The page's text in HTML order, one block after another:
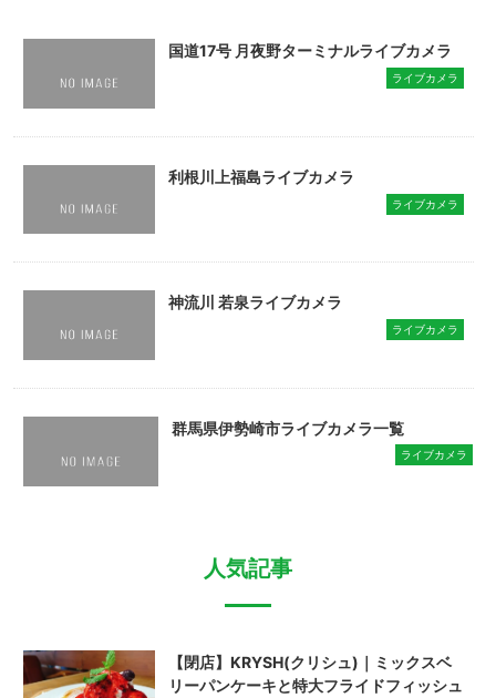
国道17号 月夜野ターミナルライブカメラ
ライブカメラ
利根川上福島ライブカメラ
ライブカメラ
神流川 若泉ライブカメラ
ライブカメラ
群馬県伊勢崎市ライブカメラ一覧
ライブカメラ
人気記事
【閉店】KRYSH(クリシュ)｜ミックスベ
リーパンケーキと特大フライドフィッシュ